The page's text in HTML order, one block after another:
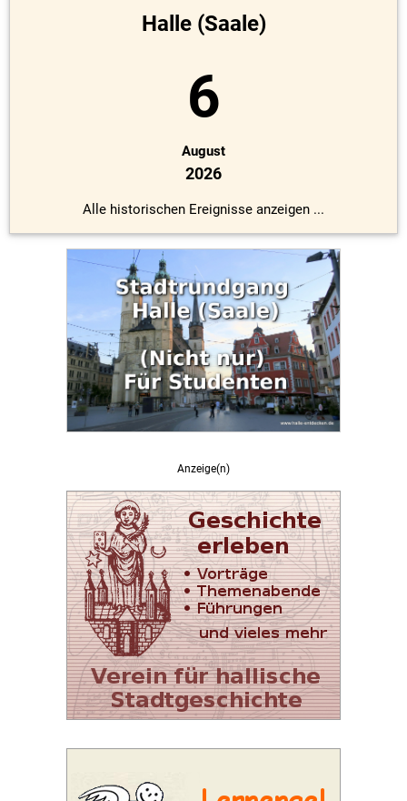
Halle (Saale)
6
August
2026
Alle historischen Ereignisse anzeigen ...
Anzeige(n)